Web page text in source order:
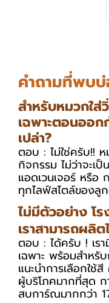
คำถามที่พบ
สำหรับหมวกใส่
เฉพาะตอนออก
เปล่า?
ตอบ : ไม่ใช่ครับ!! ห
กิจกรรม ไม่ว่าจะเ
แอดเวนเจอร์ หรือ
ทุกไลฟ์สไตล์ของลู
ไม่มีตัวอย่าง โ
เราสามารถผลิ
ตอบ : ได้ครับ ! เร
เฉพาะ พร้อมสำหรั
แนะนำการเลือกใ
ผู้บริโภคมากที่สุด
สบการ์ณมากกว่า